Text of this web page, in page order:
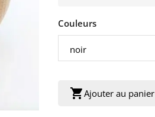
Couleurs
shopping_cartAjouter au panier